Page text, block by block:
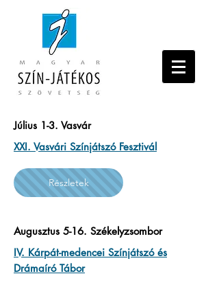
Július 1-3. Vasvár
XXI. Vasvári Színjátszó Fesztivál
Részletek
Augusztus 5-16. Székelyzsombor
IV. Kárpát-medencei Színjátszó és
Drámaíró Tábor